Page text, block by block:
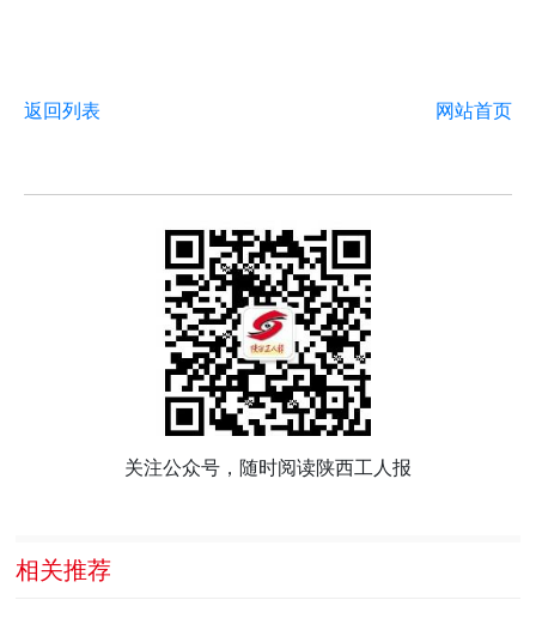
返回列表 网站首页
关注公众号，随时阅读陕西工人报
相关推荐